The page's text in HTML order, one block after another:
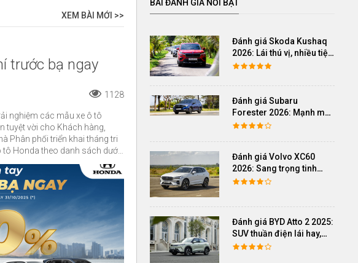
XEM BÀI MỚI >>
trước bạ ngay
1128
nghiệm các mẫu xe ô tô
tuyệt vời cho Khách hàng,
Phân phối triển khai tháng tri
Honda theo danh sách dưới
10 năm 2025 đến hết ngày
BÀI ĐÁNH GIÁ NỔI BẬT
Đánh giá Skoda Kushaq
2026: Lái thú vị, nhiều tiện
nghi, giá cạnh tranh
Đánh giá Subaru
Forester 2026: Mạnh mẽ,
êm ái đi cùng hệ thống
Đánh giá Volvo XC60
2026: Sang trọng tinh
giản, an toàn và đủ khác
Đánh giá BYD Atto 2 2025:
SUV thuần điện lái hay,
cách âm vượt trội